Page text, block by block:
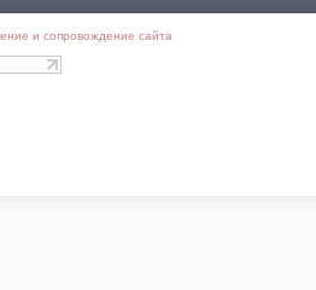
и сопровождение сайта